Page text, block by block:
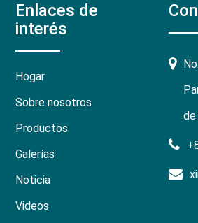
Enlaces de
interés
Hogar
Sobre nosotros
Productos
Galerías
Noticia
Videos
de